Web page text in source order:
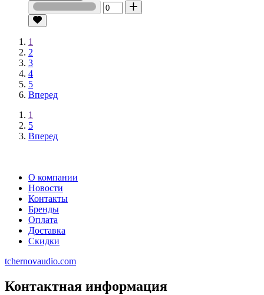
1
2
3
4
5
Вперед
1
5
Вперед
О компании
Новости
Контакты
Бренды
Оплата
Доставка
Скидки
tchernovaudio.com
Контактная информация